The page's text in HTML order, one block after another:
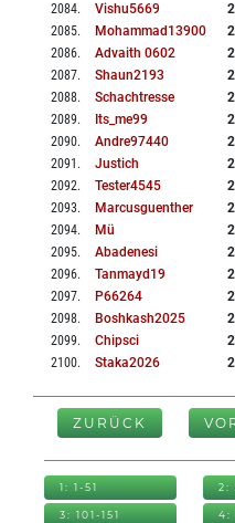
2084. Vishu5669
2085. Mohammad13900
2086. Advaith 0602
2087. Shaun2193
2088. Schachtresse
2089. Its_me99
2090. Andre97440
2091 . Justich
2092. Tester4545
2093. Marcusguenther
2094. Mü
2095. Abadenesi
2096. Tanmayd19
2097. P66264
2098. Boshkash2025
2099. Chipsci
2100. Staka2026
ZURÜCK
1: 1-51 2:
3: 101-151 4: